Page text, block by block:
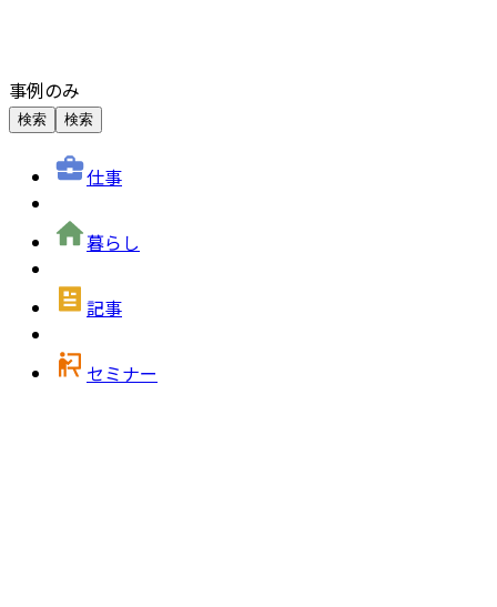
事例のみ
検索 検索
仕事
暮らし
記事
セミナー